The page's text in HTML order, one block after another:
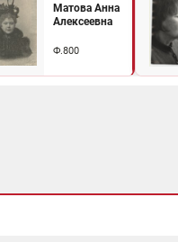
Матова Анна
Алексеевна
Ф.800